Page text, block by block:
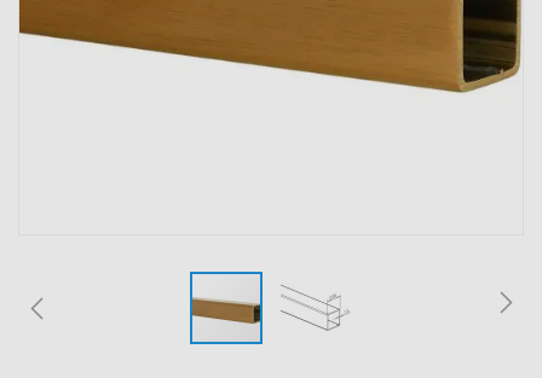
ons voorop, want we geloven dat een
goede relatie met onze klanten het